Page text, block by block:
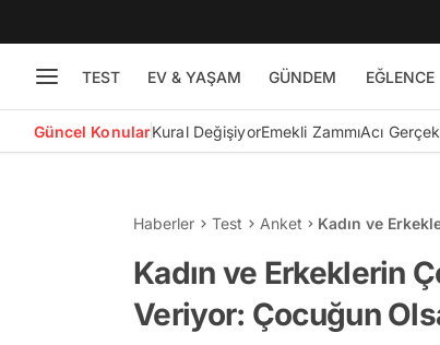
TEST EV & YAŞAM GÜNDEM EĞLENCE
Güncel KonularKural DeğişiyorEmekli ZammıAcı
Haberler Test Anket
Kadın ve
Kadın ve Erkeklerin
Veriyor: Çocuğun